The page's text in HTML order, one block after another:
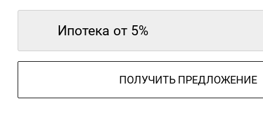
Ипотека от 5%
ПОЛУЧИТЬ ПРЕДЛОЖЕНИЕ